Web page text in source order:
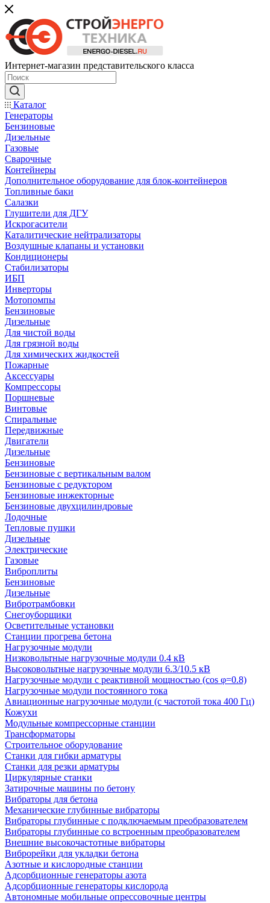
Интернет-магазин представительского класса
Каталог
Генераторы
Бензиновые
Дизельные
Газовые
Сварочные
Контейнеры
Дополнительное оборудование для блок-контейнеров
Топливные баки
Салазки
Глушители для ДГУ
Искрогасители
Каталитические нейтрализаторы
Воздушные клапаны и установки
Кондиционеры
Стабилизаторы
ИБП
Инверторы
Мотопомпы
Бензиновые
Дизельные
Для чистой воды
Для грязной воды
Для химических жидкостей
Пожарные
Аксессуары
Компрессоры
Поршневые
Винтовые
Спиральные
Передвижные
Двигатели
Дизельные
Бензиновые
Бензиновые с вертикальным валом
Бензиновые с редуктором
Бензиновые инжекторные
Бензиновые двухцилиндровые
Лодочные
Тепловые пушки
Дизельные
Электрические
Газовые
Виброплиты
Бензиновые
Дизельные
Вибротрамбовки
Снегоуборщики
Осветительные установки
Станции прогрева бетона
Нагрузочные модули
Низковольтные нагрузочные модули 0.4 кВ
Высоковольтные нагрузочные модули 6.3/10.5 кВ
Нагрузочные модули с реактивной мощностью (cos φ=0.8)
Нагрузочные модули постоянного тока
Авиационные нагрузочные модули (с частотой тока 400 Гц)
Кожухи
Модульные компрессорные станции
Трансформаторы
Строительное оборудование
Станки для гибки арматуры
Станки для резки арматуры
Циркулярные станки
Затирочные машины по бетону
Вибраторы для бетона
Механические глубинные вибраторы
Вибраторы глубинные с подключаемым преобразователем
Вибраторы глубинные со встроенным преобразователем
Внешние высокочастотные вибраторы
Виброрейки для укладки бетона
Азотные и кислородные станции
Адсорбционные генераторы азота
Адсорбционные генераторы кислорода
Автономные мобильные опрессовочные центры